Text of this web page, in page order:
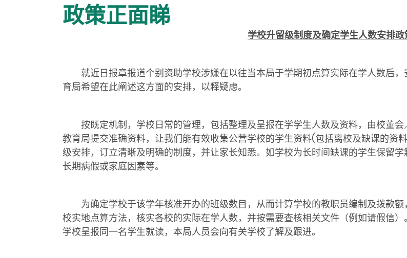
政策正面睇
学校升留级制度及确定学生人数安排
就近日报章报道个别资助学校涉嫌在以往当本局于学期初点算实际在学人数后，
育局希望在此阐述这方面的安排，以释疑虑。
按既定机制，学校日常的管理，包括整理及呈报在学学生人数及资料，由校董会
教育局提交准确资料，让我们能有效收集公营学校的学生资料(包括离校及缺课的资
级安排，订立清晰及明确的制度，并让家长知悉。如学校为长时间缺课的学生保留
长期病假或家庭因素等。
为确定学校于该学年核准开办的班级数目，从而计算学校的教职员编制及拨款额
校实地点算方法，核实各校的实际在学人数，并按需要查核相关文件（例如请假信
学校呈报同一名学生就读，本局人员会向有关学校了解及跟进。